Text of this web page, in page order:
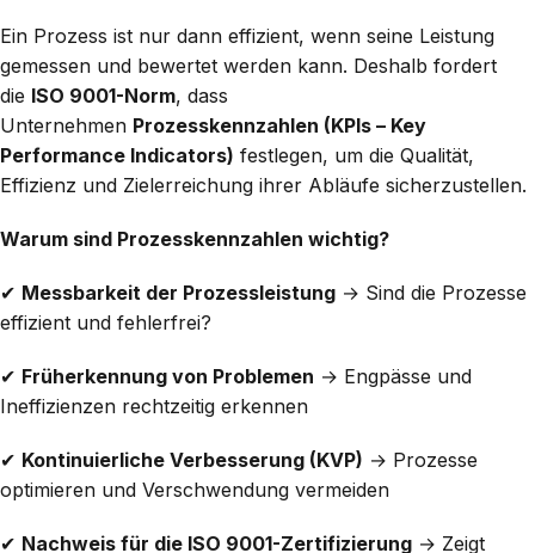
Ein Prozess ist nur dann effizient, wenn seine Leistung
gemessen und bewertet werden kann. Deshalb fordert
die ISO 9001-Norm, dass
Unternehmen Prozesskennzahlen (KPIs – Key
Performance Indicators) festlegen, um die Qualität,
Effizienz und Zielerreichung ihrer Abläufe sicherzustellen.
Warum sind Prozesskennzahlen wichtig?
✔ Messbarkeit der Prozessleistung → Sind die Prozesse
effizient und fehlerfrei?
✔ Früherkennung von Problemen → Engpässe und
Ineffizienzen rechtzeitig erkennen
✔ Kontinuierliche Verbesserung (KVP) → Prozesse
optimieren und Verschwendung vermeiden
✔ Nachweis für die ISO 9001-Zertifizierung → Zeigt